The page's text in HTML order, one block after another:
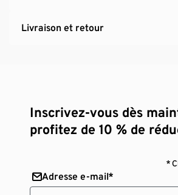
Livraison et retour
Inscrivez-vous dès
profitez de 10 % de
*
Adresse e-mail*